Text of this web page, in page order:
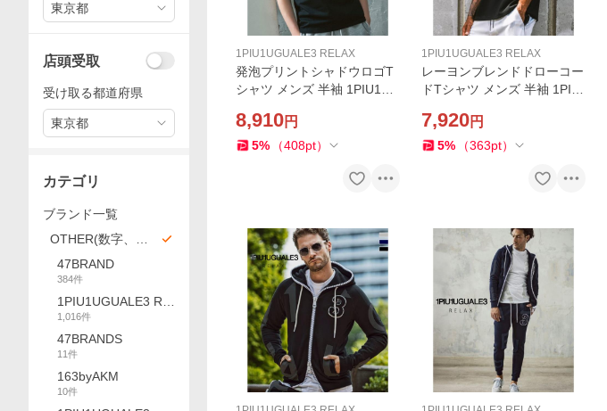
1PIU1UGUALE3 RELAX
発泡プリントシャドウロゴT
シャツ メンズ 半袖 1PIU1UG
カジュアル スポーツ ウノピ
ゥウノウグァーレトレ リラ
8,910円
5% （408pt）
1PIU1UGUALE3 RELAX
レーヨンブレンドドローコー
ドTシャツ メンズ 半袖 1PIU
ー 男性 カジュアル ウノピゥ
ウノウグァーレトレ リラッ
7,920円
5% （363pt）
東京都
店頭受取
受け取る都道府県
東京都
カテゴリ
ブランド一覧
OTHER(数字、記
号など)
47BRAND
384件
1PIU1UGUALE3 RE
LAX
1,016件
47BRANDS
11件
163byAKM
10件